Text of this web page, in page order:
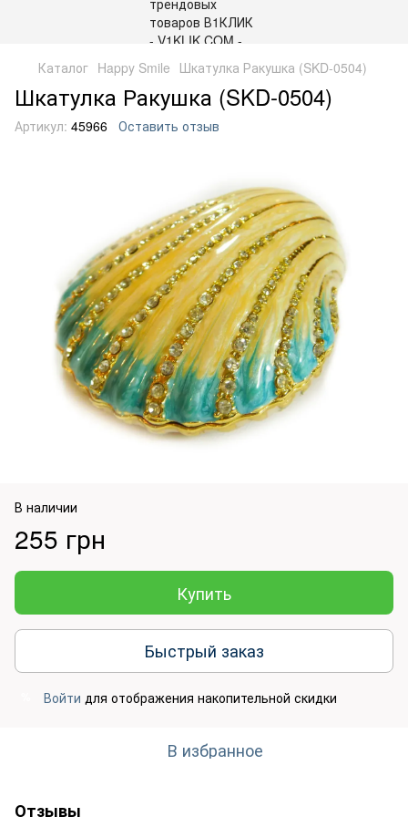
Каталог Happy Smile Шкатулка Ракушка (SKD-0504)
Шкатулка Ракушка (SKD-0504)
Артикул: 45966 Оставить отзыв
В наличии
255 грн
Купить
Быстрый заказ
Войти для отображения накопительной скидки
В избранное
Отзывы